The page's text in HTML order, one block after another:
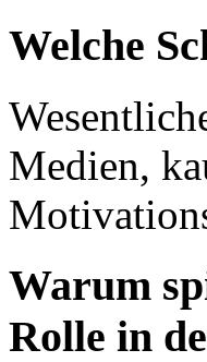
Welche
Medien,
Warum
Rolle in